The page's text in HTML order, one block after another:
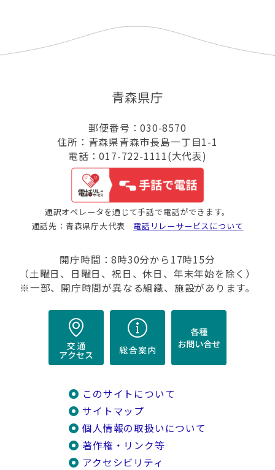
青森県庁
郵便番号：030-8570
住所：青森県青森市長島一丁目1-1
電話：017-722-1111(大代表)
通訳オペレータを通じて手話で電話ができます。
通話先：青森県庁大代表 電話リレーサービスについて
開庁時間：8時30分から17時15分
（土曜日、日曜日、祝日、休日、年末年始を除く）
※一部、開庁時間が異なる組織、施設があります。
このサイトについて
サイトマップ
個人情報の取扱いについて
著作権・リンク等
アクセシビリティ